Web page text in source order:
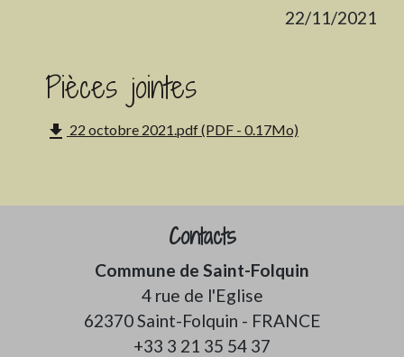
22/11/2021
Pièces jointes
file_download 22 octobre 2021.pdf (PDF - 0.17Mo)
Contacts
Commune de Saint-Folquin
4 rue de l'Eglise
62370 Saint-Folquin - FRANCE
+33 3 21 35 54 37